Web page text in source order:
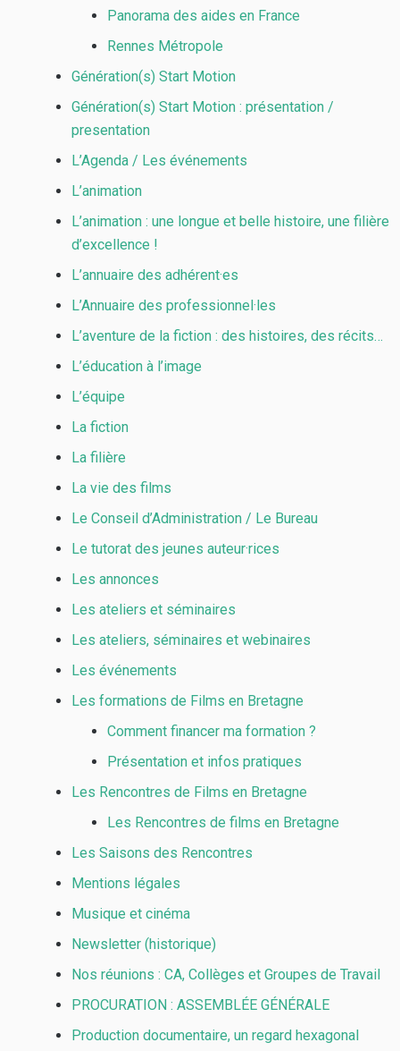
Panorama des aides en France
Rennes Métropole
Génération(s) Start Motion
Génération(s) Start Motion : présentation /
presentation
L’Agenda / Les événements
L’animation
L’animation : une longue et belle histoire, une filière
d’excellence !
L’annuaire des adhérent·es
L’Annuaire des professionnel·les
L’aventure de la fiction : des histoires, des récits…
L’éducation à l’image
L’équipe
La fiction
La filière
La vie des films
Le Conseil d’Administration / Le Bureau
Le tutorat des jeunes auteur·rices
Les annonces
Les ateliers et séminaires
Les ateliers, séminaires et webinaires
Les événements
Les formations de Films en Bretagne
Comment financer ma formation ?
Présentation et infos pratiques
Les Rencontres de Films en Bretagne
Les Rencontres de films en Bretagne
Les Saisons des Rencontres
Mentions légales
Musique et cinéma
Newsletter (historique)
Nos réunions : CA, Collèges et Groupes de Travail
PROCURATION : ASSEMBLÉE GÉNÉRALE
Production documentaire, un regard hexagonal